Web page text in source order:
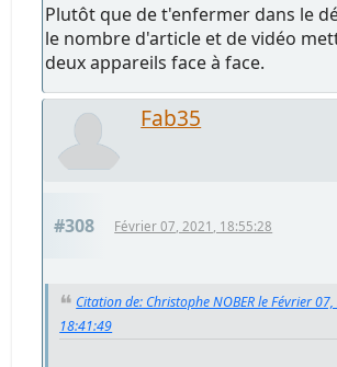
Plutôt que de t'enfermer dans le
le nombre d'article et de vidéo
deux appareils face à face.
Fab35
#308 Février 07, 2021, 18:55:28
Citation de: Christophe NOBER le Février
18:41:49